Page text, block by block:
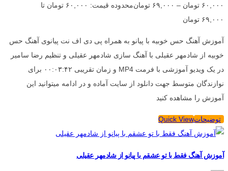
۶۰,۰۰۰ تومان – ۶۹,۰۰۰ تومان
محدوده قیمت: ۶۰,۰۰۰ تومان تا
۶۹,۰۰۰ تومان
آموزش آهنگ حس خوبیه با پیانو به همراه پی دی اف نت پیانوی آهنگ حس
خوبیه از شادمهر عقیلی با آهنگ سازی شادمهر عقیلی و تنظیم رضا سامیر
در یک ویدیو آموزشی با فرمت MP4 و زمان تقریبی ۰۰:۰۳:۴۲ برای
نوازندگان متوسط جهت دانلود از سایت آماده و در ادامه میتوانید این
آموزش را مشاهده کنید
توضیحاتQuick View
آموزش آهنگ فقط با تو عشقم با پیانو از شادمهر عقیلی